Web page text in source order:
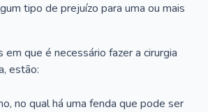
tipo de prejuízo para uma ou mais
em que é necessário fazer a cirurgia
estão:
no qual há uma fenda que pode ser